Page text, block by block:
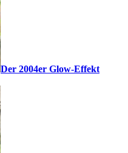
Der 2004er Glow-Effekt